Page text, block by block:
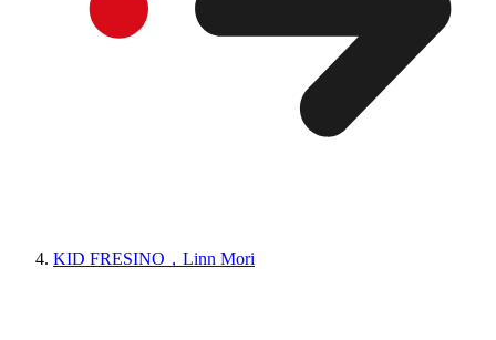
KID FRESINO，Linn Mori